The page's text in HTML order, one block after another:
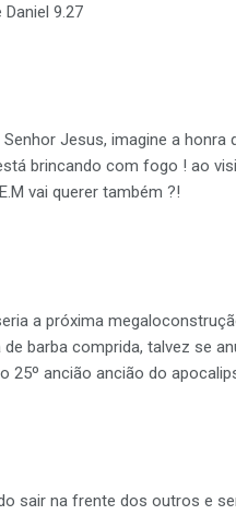
9.27
Jesus, imagine a honra
brincando com fogo ! ao
vai querer também ?!
a próxima
de barba comprida, talvez se
25º ancião ancião do
sair na frente dos outros e